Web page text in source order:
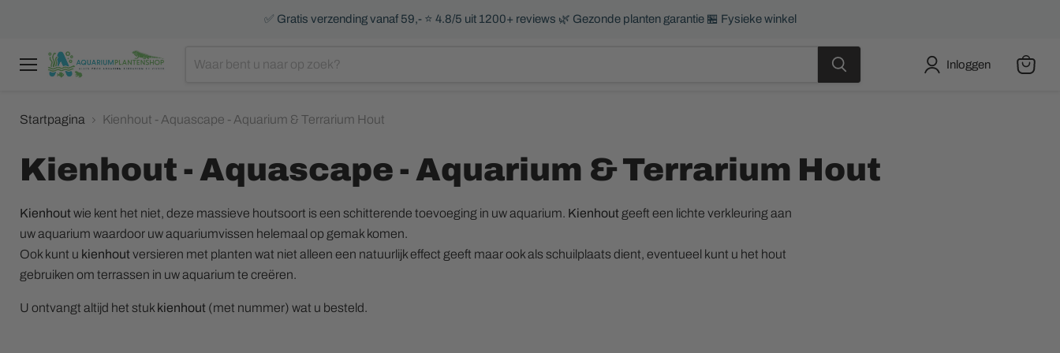
✅ Gratis verzending vanaf 59,- ⭐ 4.8/5 uit 1200+ reviews 🌿 Gezonde planten garantie 🏪 Fysieke winkel
Menu
Inloggen
Startpagina
Kienhout - Aquascape - Aquarium & Terrarium Hout
Kienhout - Aquascape - Aquarium & Terrarium Hout
Kienhoutwie kent het niet, deze massieve houtsoort is een schitterende toevoeging in uw aquarium. Kienhout geeft een lichte verkleuring aan
uw aquarium waardoor uw aquariumvissen helemaal op gemak komen.
Ook kunt u kienhoutversieren met planten wat niet alleen een natuurlijk effect geeft maar ook als schuilplaats dient, eventueel kunt u het hout
gebruiken om terrassen in uw aquarium te creëren.
U ontvangt altijd het stuk kienhout (met nummer) wat u besteld.